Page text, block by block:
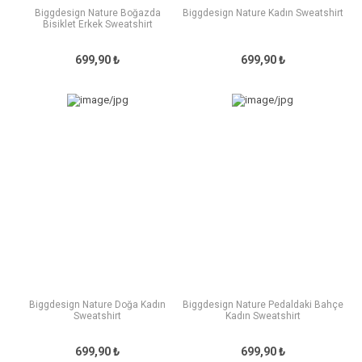
Biggdesign Nature Boğazda
Bisiklet Erkek Sweatshirt
699,90 ₺
Biggdesign Nature Kadın Sweatshirt
699,90 ₺
Biggdesign Nature Doğa Kadın
Sweatshirt
699,90 ₺
Biggdesign Nature Pedaldaki Bahçe
Kadın Sweatshirt
699,90 ₺